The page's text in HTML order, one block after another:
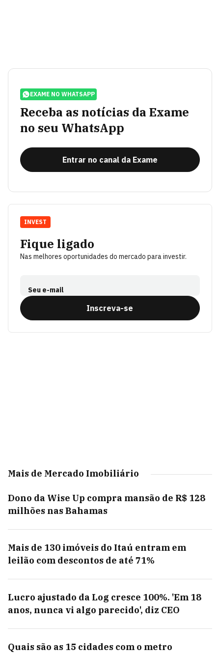
EXAME NO WHATSAPP
Receba as notícias da Exame
no seu WhatsApp
Entrar no canal da Exame
Fique ligado
Nas melhores oportunidades do mercado para investir.
Seu e-mail
Inscreva-se
INVEST
Mais de Mercado Imobiliário
Dono da Wise Up compra mansão de R$ 128
milhões nas Bahamas
Mais de 130 imóveis do Itaú entram em
leilão com descontos de até 71%
Lucro ajustado da Log cresce 100%. 'Em 18
anos, nunca vi algo parecido', diz CEO
Quais são as 15 cidades com o metro